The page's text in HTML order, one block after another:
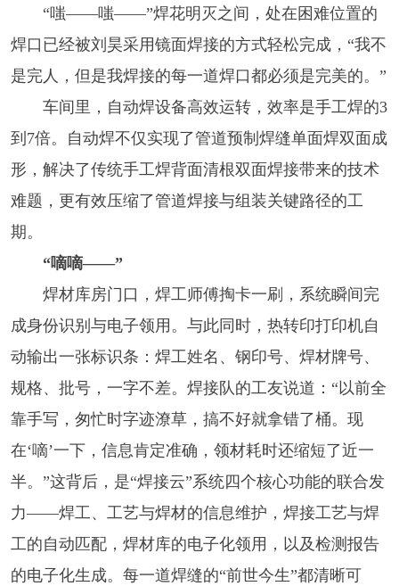
“嗤——嗤——”焊花明灭之间，处在困难位置的
焊口已经被刘昊采用镜面焊接的方式轻松完成，“我不
是完人，但是我焊接的每一道焊口都必须是完美的。”
车间里，自动焊设备高效运转，效率是手工焊的3
到7倍。自动焊不仅实现了管道预制焊缝单面焊双面成
形，解决了传统手工焊背面清根双面焊接带来的技术
难题，更有效压缩了管道焊接与组装关键路径的工
期。
“嘀嘀——”
焊材库房门口，焊工师傅掏卡一刷，系统瞬间完
成身份识别与电子领用。与此同时，热转印打印机自
动输出一张标识条：焊工姓名、钢印号、焊材牌号、
规格、批号，一字不差。焊接队的工友说道：“以前全
靠手写，匆忙时字迹潦草，搞不好就拿错了桶。现
在‘嘀’一下，信息肯定准确，领材耗时还缩短了近一
半。”这背后，是“焊接云”系统四个核心功能的联合发
力——焊工、工艺与焊材的信息维护，焊接工艺与焊
工的自动匹配，焊材库的电子化领用，以及检测报告
的电子化生成。每一道焊缝的“前世今生”都清晰可